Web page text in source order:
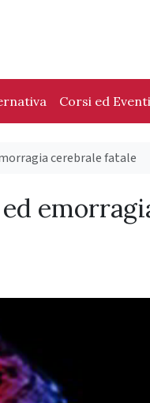
Corsi ed Eventi
cerebrale fatale